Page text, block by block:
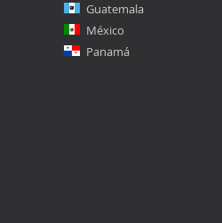
Guatemala
México
Panamá